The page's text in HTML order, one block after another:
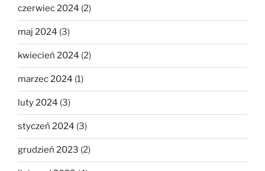
czerwiec 2024 (2)
maj 2024 (3)
kwiecień 2024 (2)
marzec 2024 (1)
luty 2024 (3)
styczeń 2024 (3)
grudzień 2023 (2)